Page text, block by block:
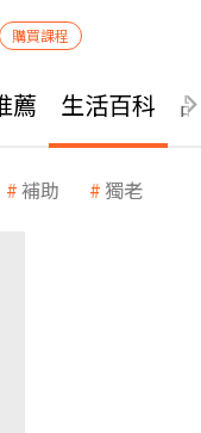
購買課程
薦 生活百科
補助 獨老